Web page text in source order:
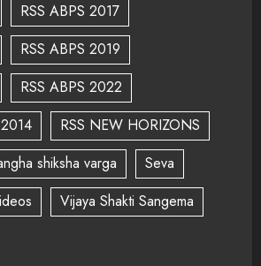
RSS ABPS 2017
RSS ABPS 2019
RSS ABPS 2022
RSS NEW HORIZONS
shiksha varga
Seva
Vijaya Shakti Sangema